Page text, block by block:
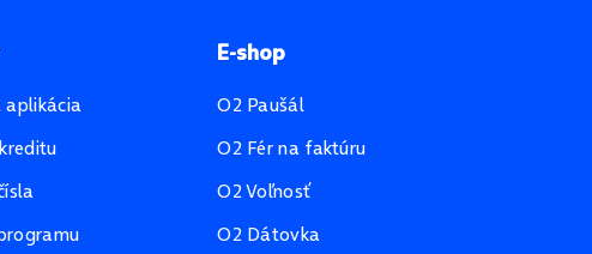
aplikácia
E-shop
O2 Paušál
O2 Fér na faktúru
O2 Voľnosť
O2 Dátovka